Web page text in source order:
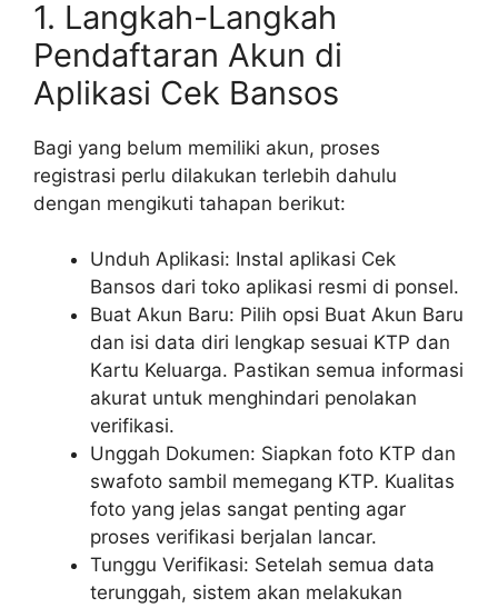
1. Langkah-Langkah
Pendaftaran Akun di
Aplikasi Cek Bansos
Bagi yang belum memiliki akun, proses
registrasi perlu dilakukan terlebih dahulu
dengan mengikuti tahapan berikut:
Unduh Aplikasi: Instal aplikasi Cek
Bansos dari toko aplikasi resmi di ponsel.
Buat Akun Baru: Pilih opsi Buat Akun Baru
dan isi data diri lengkap sesuai KTP dan
Kartu Keluarga. Pastikan semua informasi
akurat untuk menghindari penolakan
verifikasi.
Unggah Dokumen: Siapkan foto KTP dan
swafoto sambil memegang KTP. Kualitas
foto yang jelas sangat penting agar
proses verifikasi berjalan lancar.
Tunggu Verifikasi: Setelah semua data
terunggah, sistem akan melakukan